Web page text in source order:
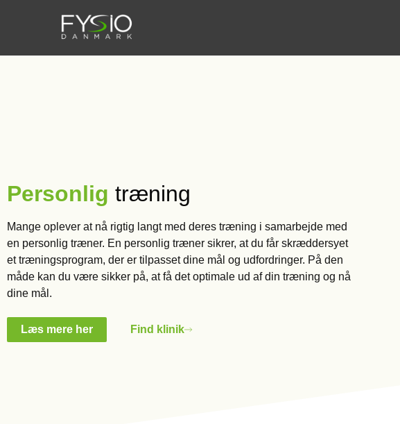
Personlig træning
Mange oplever at nå rigtig langt med deres træning i samarbejde med
en personlig træner. En personlig træner sikrer, at du får skræddersyet
et træningsprogram, der er tilpasset dine mål og udfordringer. På den
måde kan du være sikker på, at få det optimale ud af din træning og nå
dine mål.
Læs mere her Find klinik